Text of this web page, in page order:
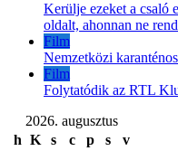
Kerülje ezeket a csaló
oldalt, ahonnan ne
Film
Nemzetközi
Film
Folytatódik az RTL
2026. augusztus
h K s c p s
v